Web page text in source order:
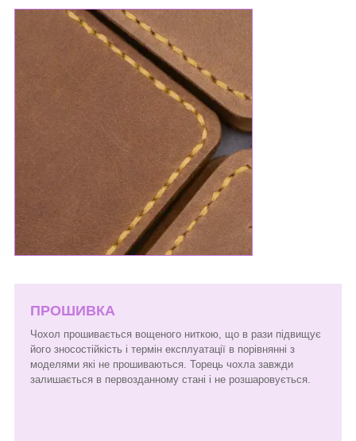
ПРОШИВКА
Чохол прошивається вощеного ниткою, що в рази підвищує
його зносостійкість і термін експлуатації в порівнянні з
моделями які не прошиваються. Торець чохла завжди
залишається в первозданному стані і не розшаровується.